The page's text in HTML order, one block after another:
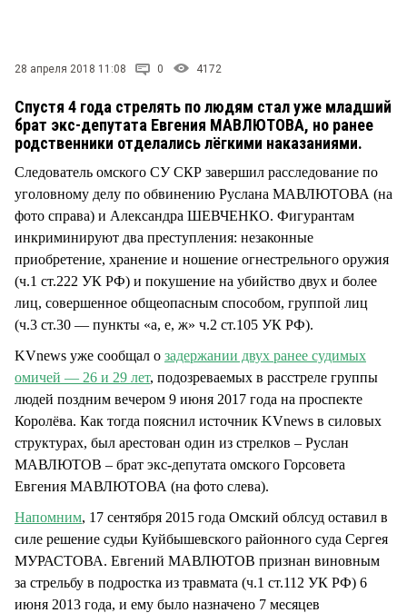
28 апреля 2018 11:08 0 4172
Спустя 4 года стрелять по людям стал уже младший
брат экс-депутата Евгения МАВЛЮТОВА, но ранее
родственники отделались лёгкими наказаниями.
Следователь омского СУ СКР завершил расследование по
уголовному делу по обвинению Руслана МАВЛЮТОВА (на
фото справа) и Александра ШЕВЧЕНКО. Фигурантам
инкриминируют два преступления: незаконные
приобретение, хранение и ношение огнестрельного оружия
(ч.1 ст.222 УК РФ) и покушение на убийство двух и более
лиц, совершенное общеопасным способом, группой лиц
(ч.3 ст.30 — пункты «а, е, ж» ч.2 ст.105 УК РФ).
KVnews уже сообщал о задержании двух ранее судимых
омичей — 26 и 29 лет, подозреваемых в расстреле группы
людей поздним вечером 9 июня 2017 года на проспекте
Королёва. Как тогда пояснил источник KVnews в силовых
структурах, был арестован один из стрелков – Руслан
МАВЛЮТОВ – брат экс-депутата омского Горсовета
Евгения МАВЛЮТОВА (на фото слева).
Напомним, 17 сентября 2015 года Омский облсуд оставил в
силе решение судьи Куйбышевского районного суда Сергея
МУРАСТОВА. Евгений МАВЛЮТОВ признан виновным
за стрельбу в подростка из травмата (ч.1 ст.112 УК РФ) 6
июня 2013 года, и ему было назначено 7 месяцев